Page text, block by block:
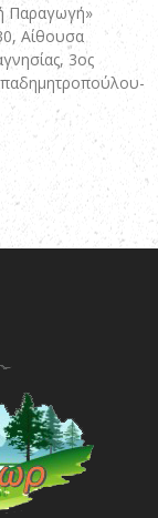
Παραγωγή»
Αίθουσα
3ος